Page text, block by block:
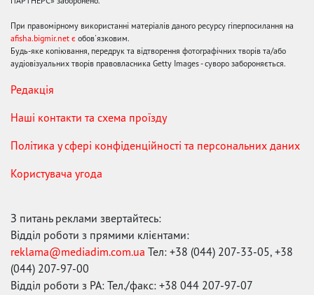
При правомірному використанні матеріалів даного ресурсу гіперпосилання на
afisha.bigmir.net є обов'язковим.
Будь-яке копіювання, передрук та відтворення фотографічних творів та/або
аудіовізуальних творів правовласника Getty Images - суворо забороняється.
Редакція
Наші контакти та схема проїзду
Політика у сфері конфіденційності та персональних даних
Користувача угода
З питань реклами звертайтесь:
Відділ роботи з прямими клієнтами:
reklama@mediadim.com.ua Тел: +38 (044) 207-33-05, +38
(044) 207-97-00
Відділ роботи з РА: Тел./факс: +38 044 207-97-07